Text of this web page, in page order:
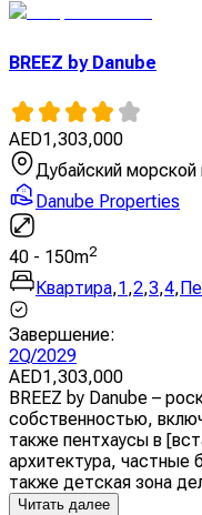
BREEZ by Danube
AED1,303,000
Дубайский
Danube Properties
40 - 150m2
Квартира,1 ,2,3,4,
Завершение:
2Q/2029
AED1,303,000
BREEZ by Danube –
собственностью,
также пентхаусы в
архитектура, частные
также детская зона
Читать далее